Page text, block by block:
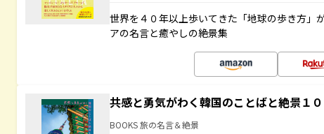
世界を４０年以上歩いてきた「地球の歩き方」
アの名言と癒やしの絶景集
共感と勇気がわく韓国のことばと絶景１
BOOKS 旅の名言＆絶景